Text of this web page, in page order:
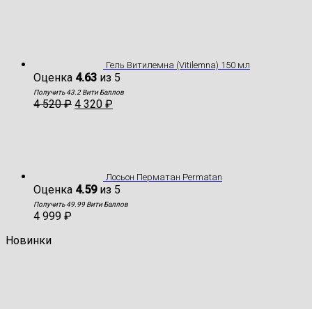
Гель Витилемна (Vitilemna) 150 мл
Оценка 4.63 из 5
Получить 43.2 Вити Баллов
4 520₽ 4 320 ₽
Лосьон Перматан Permatan
Оценка 4.59из 5
Получить 49.99 Вити Баллов
4 999 ₽
Новинки